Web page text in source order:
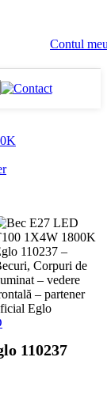
Contul
110237